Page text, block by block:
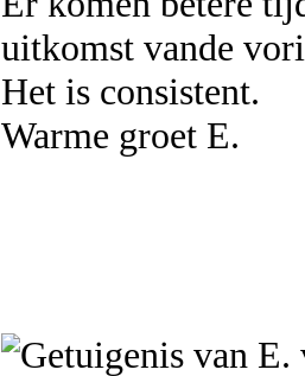
uitkomst vande
Het is consistent.
Warme groet E.